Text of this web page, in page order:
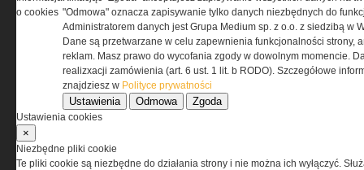
na skwery i...
Jak wygłuszyć i ocieplić piwnicę
Rynek nieruchomości
Darmowe ebooki dla zarządców
nieruchomości
zakupie
Ocieplenie
skuteczna
PORADNIK:
o cookies "Odmowa" oznacza zapisywanie tylko danych niezbędnych do
Administratorem danych jest Grupa Medium sp. z o.o. z siedzibą w
Dane są przetwarzane w celu zapewnienia funkcjonalności strony,
reklam. Masz prawo do wycofania zgody w dowolnym momencie.
realizxacji zamówienia (art. 6 ust. 1 lit. b RODO). Szczegółowe
znajdziesz w Polityce prywatności
Ustawienia Odmowa Zgoda
Ustawienia cookies
×
Niezbędne pliki cookie
Te pliki cookie są niezbędne do działania strony i nie można ich wyłączyć.